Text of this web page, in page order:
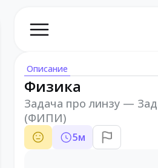
Описание
Физика
Задача про линзу —
(ФИПИ)
5м